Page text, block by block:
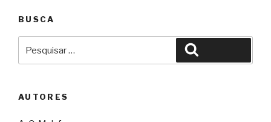
BUSCA
por:
AUTORES